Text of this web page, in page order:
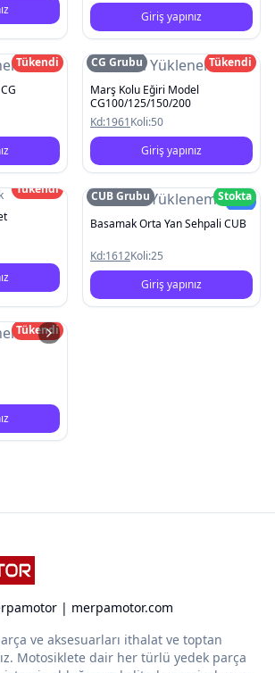
Giriş yapınız
Tükendi
Resim Yüklenemedi
CG Grubu
Tükendi
Marş Kolu Eğiri Model
CG100/125/150/200
Kd:1961Koli:50
Giriş yapınız
Tükendi
Resim YüklenemediYeni
CUB Grubu
Stokta
Basamak Orta Yan Sehpali CUB
Kd:1612Koli:25
Giriş yapınız
Tükendi
| merpamotor.com
ve aksesuarları ithalat ve toptan
Motosiklete dair her türlü yedek parça